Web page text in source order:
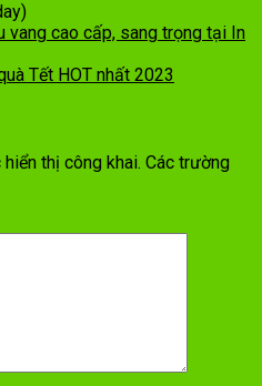
vang cao cấp, sang trọng tại In
Tết HOT nhất 2023
thị công khai. Các trường